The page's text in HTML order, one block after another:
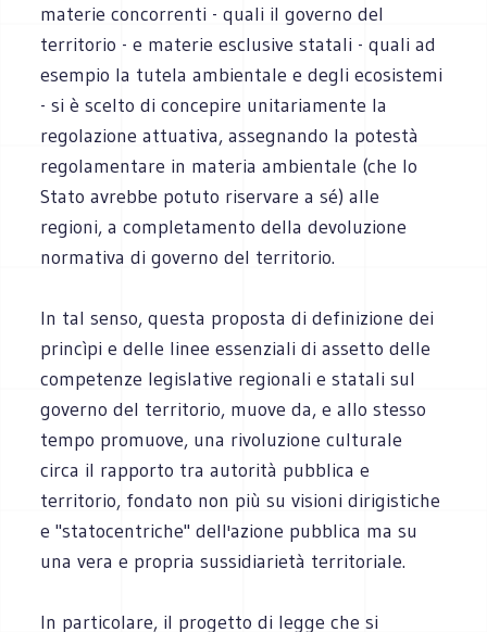
materie concorrenti - quali il governo del
territorio - e materie esclusive statali - quali ad
esempio la tutela ambientale e degli ecosistemi
- si è scelto di concepire unitariamente la
regolazione attuativa, assegnando la potestà
regolamentare in materia ambientale (che lo
Stato avrebbe potuto riservare a sé) alle
regioni, a completamento della devoluzione
normativa di governo del territorio.
In tal senso, questa proposta di definizione dei
princìpi e delle linee essenziali di assetto delle
competenze legislative regionali e statali sul
governo del territorio, muove da, e allo stesso
tempo promuove, una rivoluzione culturale
circa il rapporto tra autorità pubblica e
territorio, fondato non più su visioni dirigistiche
e "statocentriche" dell'azione pubblica ma su
una vera e propria sussidiarietà territoriale.
In particolare, il progetto di legge che si